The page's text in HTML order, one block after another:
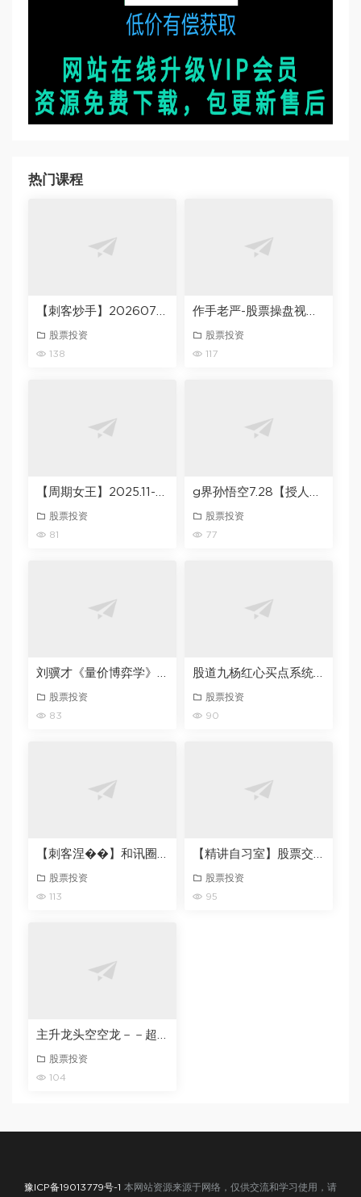
热门课程
【刺客炒手】20260727交易之道-终极心法直播 视频1集
股票投资
138
作手老严-股票操盘视频2025-2026
股票投资
117
【周期女王】2025.11-2026.6
股票投资
81
g界孙悟空7.28【授人以渔系列】什么是K型分化以及应对策略 1文档
股票投资
77
刘骥才《量价博弈学》六脉神剑，锁定利润轻松逃顶
股票投资
83
股道九杨红心买点系统课买点的底层根基
股票投资
90
【刺客涅��】和讯圈子涅��之路2026
股票投资
113
【精讲自习室】股票交易课程飞扬第一期2026.3-6月
股票投资
95
主升龙头空空龙－－超预期防爆头全体系干货拆解 文章2篇20604-202605
股票投资
104
豫ICP备19013779号-1 本网站资源来源于网络，仅供交流和学习使用，请